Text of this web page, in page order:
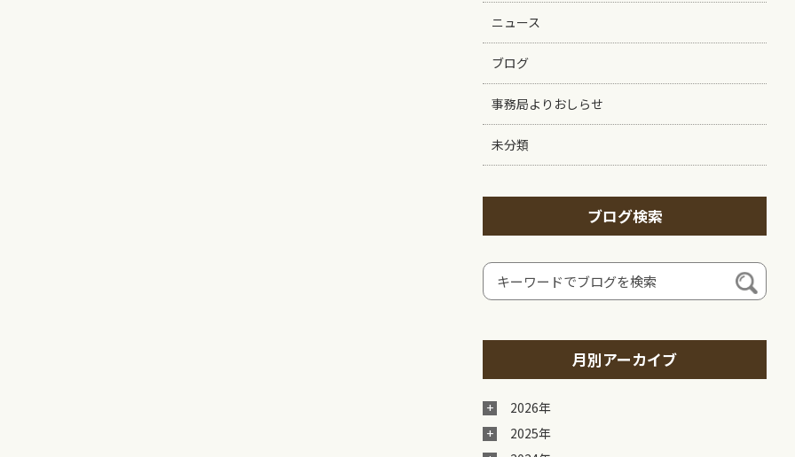
ニュース
ブログ
事務局よりおしらせ
未分類
ブログ検索
月別アーカイブ
2026年
2025年